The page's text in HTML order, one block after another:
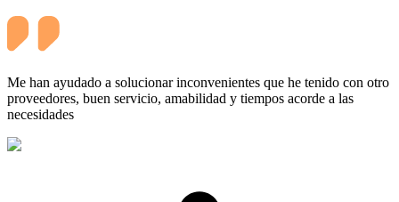
Me han ayudado a solucionar inconvenientes que he tenido con otro
proveedores, buen servicio, amabilidad y tiempos acorde a las
necesidades